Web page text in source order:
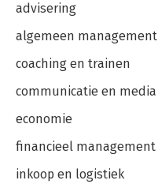
advisering
algemeen management
coaching en trainen
communicatie en media
economie
financieel management
inkoop en logistiek